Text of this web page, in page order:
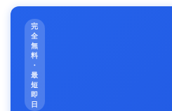
完
全
無
料
・
最
短
即
日